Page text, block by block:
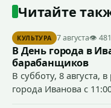
Читайте
КУЛЬТУРА 7 августа👁 481
В День города в
барабанщиков
В субботу, 8 августа,
города Иванова с